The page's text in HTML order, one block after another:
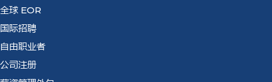
全球 EOR
国际招聘
自由职业者
公司注册